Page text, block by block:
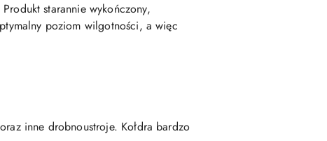
starannie wykończony,
poziom wilgotności, a więc
inne drobnoustroje. Kołdra bardzo